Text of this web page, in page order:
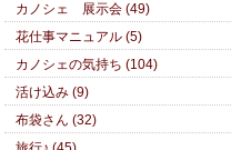
カノシェ 展示会 (49)
花仕事マニュアル (5)
カノシェの気持ち (104)
活け込み (9)
布袋さん (32)